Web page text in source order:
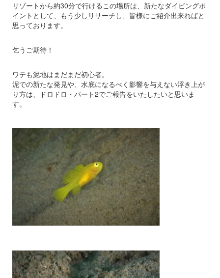
リゾートから約30分で行けるこの場所は、新たなダイビングポ
イントとして、もう少しリサーチし、皆様にご紹介出来ればと
思っております。
乞うご期待！
ワテも泥地はまだまだ初心者。
泥での新たな発見や、水底になるべく影響を与えない浮き上が
り方は、ドロドロ・パート2でご報告をいたしたいと思いま
す。